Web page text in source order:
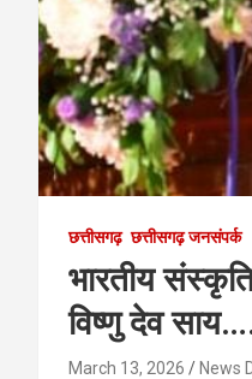
छत्तीसगढ़ छत्तीसगढ़ जनसंपर्क
भारतीय
विष्णु देव
March 13, 2026 News